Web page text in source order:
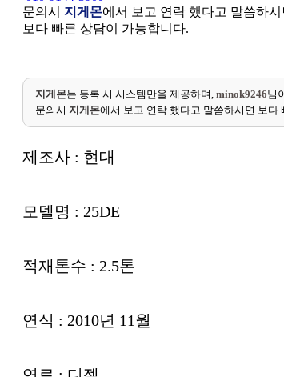
문의시 지게몬에서 보고 연락 했다고 말씀하시
보다 빠른 상담이 가능합니다.
지게몬는 등록 시 시스템만을 제공하며, minok9246님
문의시 지게몬에서 보고 연락 했다고 말씀하시면 보다
제조사 : 현대
모델명 : 25DE
적재톤수 : 2.5톤
연식 : 2010년 11월